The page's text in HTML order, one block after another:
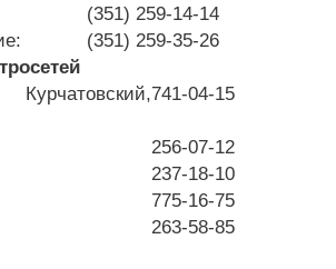
(351) 259-14-14
(351) 259-35-26
741-04-15
256-07-12
237-18-10
775-16-75
263-58-85